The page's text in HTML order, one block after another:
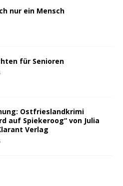
nur ein Mensch
für Senioren
Ostfrieslandkrimi
auf Spiekeroog“ von Julia
Verlag